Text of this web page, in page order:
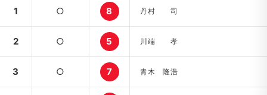
1 ○ 8 丹村 司
2 ○ 5 川端 孝
3 ○ 7 青木 隆浩